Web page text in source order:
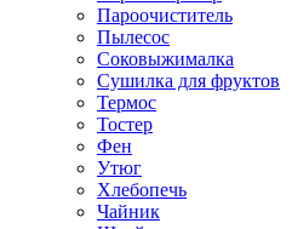
Пароочиститель
Пылесос
Соковыжималка
Сушилка для фруктов
Термос
Тостер
Фен
Утюг
Хлебопечь
Чайник